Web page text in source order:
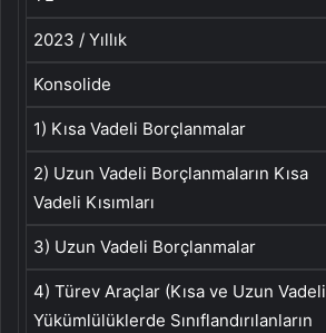
2023 / Yıllık
Konsolide
1) Kısa Vadeli Borçlanmalar
2) Uzun Vadeli Borçlanmaların Kısa
Vadeli Kısımları
3) Uzun Vadeli Borçlanmalar
4) Türev Araçlar (Kısa ve Uzun Vadeli
Yükümlülüklerde Sınıflandırılanların